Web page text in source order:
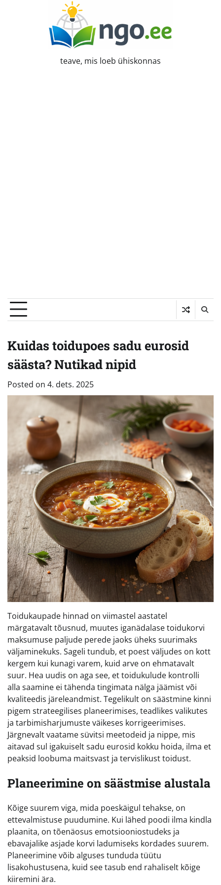
teave, mis loeb ühiskonnas
Kuidas toidupoes sadu eurosid
säästa? Nutikad nipid
Posted on 4. dets. 2025
Toidukaupade hinnad on viimastel aastatel
märgatavalt tõusnud, muutes iganädalase toidukorvi
maksumuse paljude perede jaoks üheks suurimaks
väljaminekuks. Sageli tundub, et poest väljudes on kott
kergem kui kunagi varem, kuid arve on ehmatavalt
suur. Hea uudis on aga see, et toidukulude kontrolli
alla saamine ei tähenda tingimata nälga jäämist või
kvaliteedis järeleandmist. Tegelikult on säästmine kinni
pigem strateegilises planeerimises, teadlikes valikutes
ja tarbimisharjumuste väikeses korrigeerimises.
Järgnevalt vaatame süvitsi meetodeid ja nippe, mis
aitavad sul igakuiselt sadu eurosid kokku hoida, ilma et
peaksid loobuma maitsvast ja tervislikust toidust.
Planeerimine on säästmise alustala
Kõige suurem viga, mida poeskäigul tehakse, on
ettevalmistuse puudumine. Kui lähed poodi ilma kindla
plaanita, on tõenäosus emotsiooniostudeks ja
ebavajalike asjade korvi ladumiseks kordades suurem.
Planeerimine võib alguses tunduda tüütu
lisakohustusena, kuid see tasub end rahaliselt kõige
kiiremini ära.